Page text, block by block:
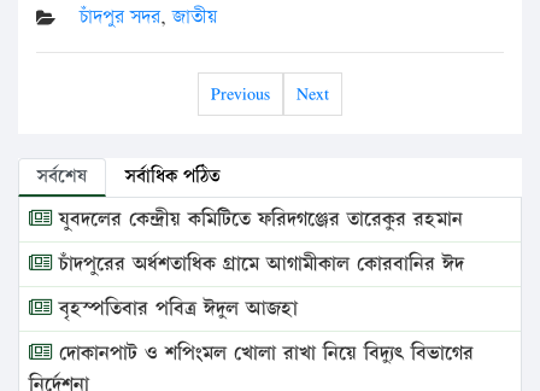
চাঁদপুর সদর,জাতীয়
Previous Next
সর্বশেষ সর্বাধিক পঠিত
যুবদলের কেন্দ্রীয় কমিটিতে ফরিদগঞ্জের তারেকুর রহমান
চাঁদপুরের অর্ধশতাধিক গ্রামে আগামীকাল কোরবানির ঈদ
বৃহস্পতিবার পবিত্র ঈদুল আজহা
দোকানপাট ও শপিংমল খোলা রাখা নিয়ে বিদ্যুৎ বিভাগের
নির্দেশনা